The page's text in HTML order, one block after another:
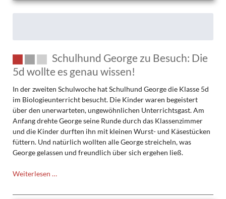
Schulhund George zu Besuch: Die
5d wollte es genau wissen!
In der zweiten Schulwoche hat Schulhund George die Klasse 5d
im Biologieunterricht besucht. Die Kinder waren begeistert
über den unerwarteten, ungewöhnlichen Unterrichtsgast. Am
Anfang drehte George seine Runde durch das Klassenzimmer
und die Kinder durften ihn mit kleinen Wurst- und Käsestücken
füttern. Und natürlich wollten alle George streicheln, was
George gelassen und freundlich über sich ergehen ließ.
Weiterlesen …
zu